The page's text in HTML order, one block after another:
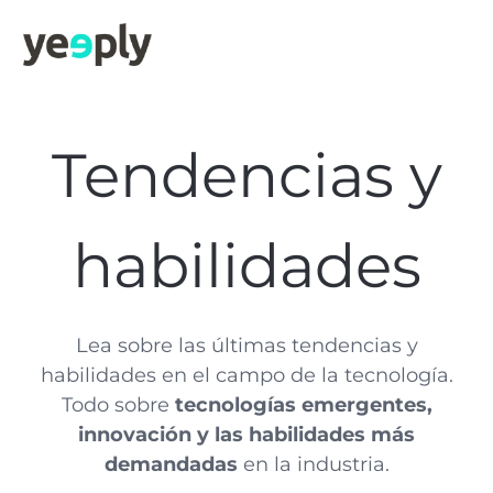
Tendencias y
habilidades
Lea sobre las últimas tendencias y
habilidades en el campo de la tecnología.
Todo sobre tecnologías emergentes,
innovación y las habilidades más
demandadas en la industria.